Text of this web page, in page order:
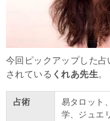
今回ピックアップした
されている くれあ先生。
占術
易タロット
学、ジュエ